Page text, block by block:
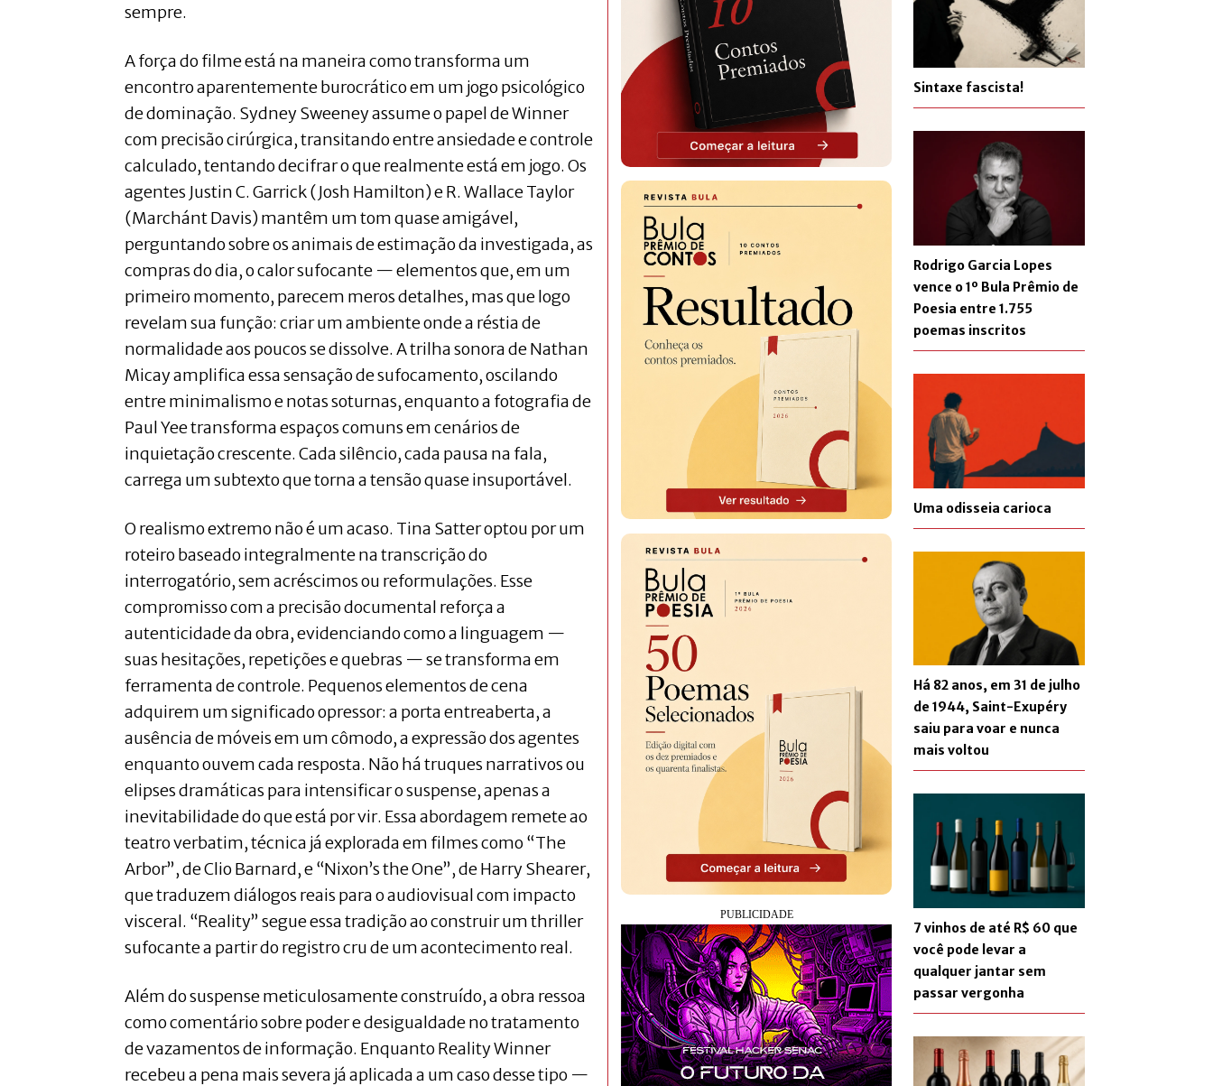
sempre.
A força do filme está na maneira como transforma um
encontro aparentemente burocrático em um jogo psicológico
de dominação. Sydney Sweeney assume o papel de Winner
com precisão cirúrgica, transitando entre ansiedade e controle
calculado, tentando decifrar o que realmente está em jogo. Os
agentes Justin C. Garrick (Josh Hamilton) e R. Wallace Taylor
(Marchánt Davis) mantêm um tom quase amigável,
perguntando sobre os animais de estimação da investigada, as
compras do dia, o calor sufocante — elementos que, em um
primeiro momento, parecem meros detalhes, mas que logo
revelam sua função: criar um ambiente onde a réstia de
normalidade aos poucos se dissolve. A trilha sonora de Nathan
Micay amplifica essa sensação de sufocamento, oscilando
entre minimalismo e notas soturnas, enquanto a fotografia de
Paul Yee transforma espaços comuns em cenários de
inquietação crescente. Cada silêncio, cada pausa na fala,
carrega um subtexto que torna a tensão quase insuportável.
O realismo extremo não é um acaso. Tina Satter optou por um
roteiro baseado integralmente na transcrição do
interrogatório, sem acréscimos ou reformulações. Esse
compromisso com a precisão documental reforça a
autenticidade da obra, evidenciando como a linguagem —
suas hesitações, repetições e quebras — se transforma em
ferramenta de controle. Pequenos elementos de cena
adquirem um significado opressor: a porta entreaberta, a
ausência de móveis em um cômodo, a expressão dos agentes
enquanto ouvem cada resposta. Não há truques narrativos ou
elipses dramáticas para intensificar o suspense, apenas a
inevitabilidade do que está por vir. Essa abordagem remete ao
teatro verbatim, técnica já explorada em filmes como “The
Arbor”, de Clio Barnard, e “Nixon’s the One”, de Harry Shearer,
que traduzem diálogos reais para o audiovisual com impacto
visceral. “Reality” segue essa tradição ao construir um thriller
sufocante a partir do registro cru de um acontecimento real.
Além do suspense meticulosamente construído, a obra ressoa
como comentário sobre poder e desigualdade no tratamento
de vazamentos de informação. Enquanto Reality Winner
recebeu a pena mais severa já aplicada a um caso desse tipo —
Sintaxe fascista!
Rodrigo Garcia Lopes
vence o 1º Bula Prêmio de
Poesia entre 1.755
poemas inscritos
Uma odisseia carioca
Há 82 anos, em 31 de julho
de 1944, Saint-Exupéry
saiu para voar e nunca
mais voltou
7 vinhos de até R$ 60 que
você pode levar a
qualquer jantar sem
passar vergonha